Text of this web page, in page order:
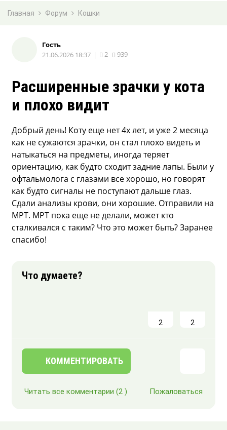
Главная Форум Кошки
Гость
21.06.2026 18:37 | 2 939
Расширенные зрачки у кота
и плохо видит
Добрый день! Коту еще нет 4х лет, и уже 2 месяца
как не сужаются зрачки, он стал плохо видеть и
натыкаться на предметы, иногда теряет
ориентацию, как будто сходит задние лапы. Были у
офтальмолога с глазами все хорошо, но говорят
как будто сигналы не поступают дальше глаз.
Сдали анализы крови, они хорошие. Отправили на
МРТ. МРТ пока еще не делали, может кто
сталкивался с таким? Что это может быть? Заранее
спасибо!
2 2
КОММЕНТИРОВАТЬ
Читать все комментарии (2 ) Пожаловаться